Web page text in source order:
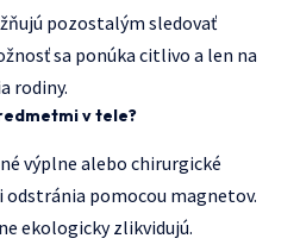
pozostalým sledovať
sa ponúka citlivo a len na
rodiny.
v tele?
výplne alebo chirurgické
pomocou magnetov.
ekologicky zlikvidujú.